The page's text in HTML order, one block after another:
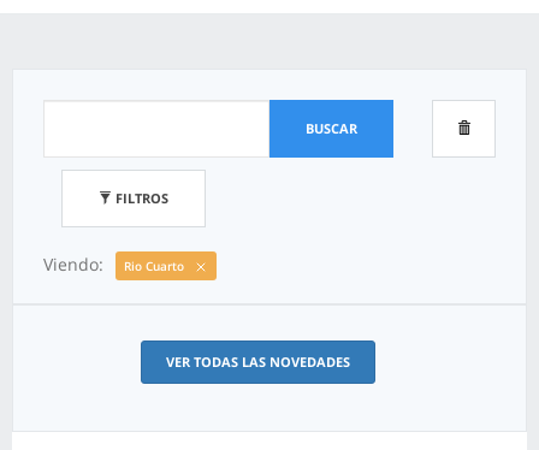
BUSCAR
FILTROS
Viendo: Rio Cuarto
VER TODAS LAS NOVEDADES